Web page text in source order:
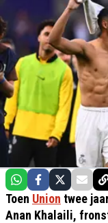
Toen Union twee
Anan Khalaili,